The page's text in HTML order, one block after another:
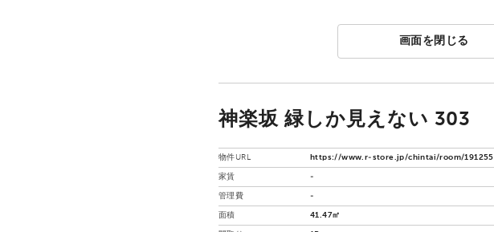
画面を閉じる
神楽坂 緑しか見えない 303
物件URL https://www.r-store.jp/chintai/room/191255
家賃 -
管理費 -
面積 41.47㎡